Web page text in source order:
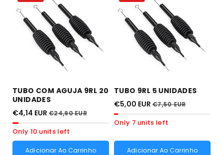
TUBO COM AGUJA 9RL 20
UNIDADES
€4,14 EUR €24,90 EUR
Only 10 units left
Adicionar Ao Carrinho
TUBO 9RL 5 UNIDADES
€5,00 EUR €7,50 EUR
Only 7 units left
Adicionar Ao Carrinho